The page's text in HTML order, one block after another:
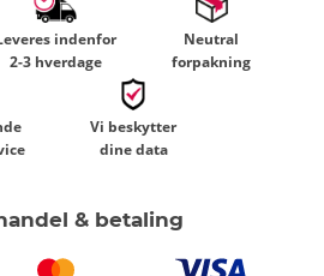
indenfor
2-3 hverdage
Neutral
forpakning
Vi beskytter
dine data
& betaling